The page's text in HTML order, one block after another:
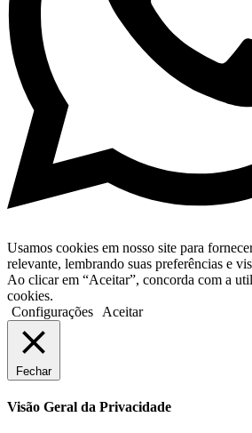
Usamos cookies em nosso site para
relevante, lembrando suas preferências e
Ao clicar em “Aceitar”, concorda com a
cookies.
Configurações
Aceitar
Fechar
Visão Geral da Privacidade